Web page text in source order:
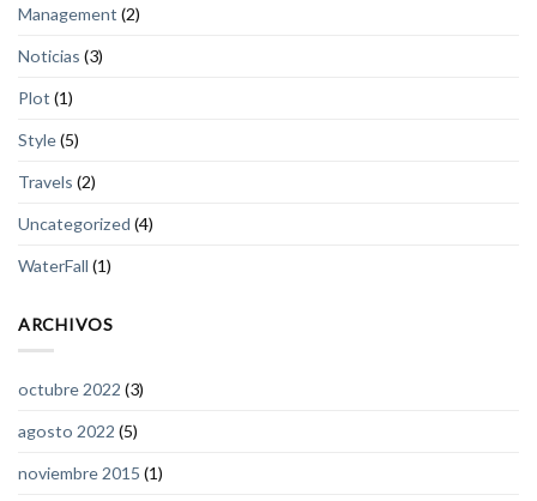
Management (2)
Noticias (3)
Plot (1)
Style(5)
Travels (2)
Uncategorized (4)
WaterFall (1)
ARCHIVOS
octubre 2022 (3)
agosto 2022 (5)
noviembre 2015 (1)